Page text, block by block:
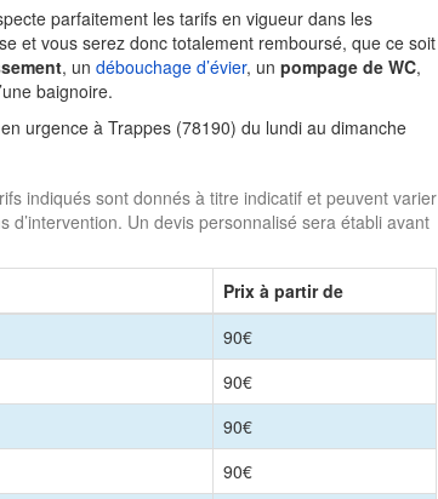
parfaitement les tarifs en vigueur dans les
et vous serez donc totalement remboursé, que ce soit
, un débouchage d’évier, un pompage de WC,
baignoire.
urgence à Trappes (78190) du lundi au dimanche
indiqués sont donnés à titre indicatif et peuvent varier
Un devis personnalisé sera établi avant
Prix à partir de
90€
90€
90€
90€